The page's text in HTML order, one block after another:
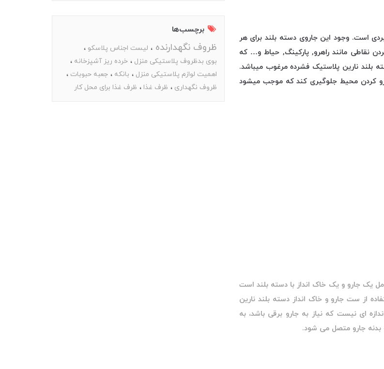
است. وجود این جاروی دسته بلند برای هر
نقاطی مانند راهرو, پارکینگ, حیاط و… که
بلند نارین پلاستیک فشرده مرغوب میباشد.
کردن محیط جلوگیری کند که موجب میشود
یک جارو و یک خاک انداز با دسته بلند است
از ست جارو و خاک انداز دسته بلند نارین
ای نیست که نیاز به جارو برقی باشد، به
بدنه جارو متصل می شود.
برچسب‌ها
ظروف نگهدارنده لیست اجناس پلاسکو
بوی بدظروف پلاستیکی منزل خرده ریز آشپزخانه
اهمیت لوازم پلاستیکی منزل بانکه جعبه حبوبات
ظروف نگهداری ظرف غذا ظرف غذا برای محل کار